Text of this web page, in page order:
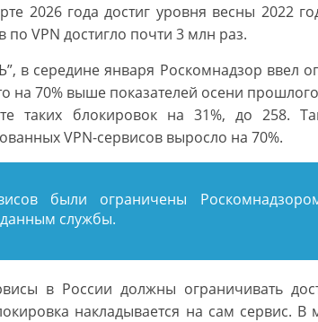
2026 года достиг уровня весны 2022
по VPN достигло почти 3 млн раз.
в середине января Роскомнадзор ввел
на 70% выше показателей осени
таких блокировок на 31%, до 258.
VPN-сервисов выросло на 70%.
были ограничены
службы.
в России должны ограничивать
накладывается на сам сервис. В